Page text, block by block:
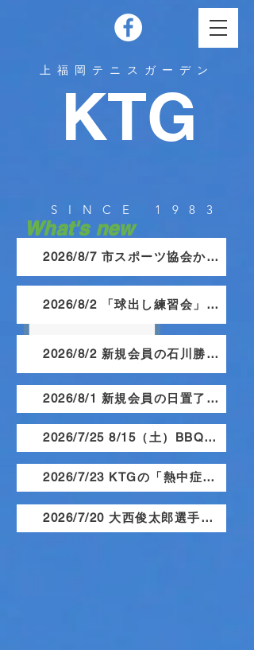
KTG
上福岡テニスガーデン
SINCE 1983
What's new
2026/7/20 大西俊太郎選手が2連覇達成！
2026/7/23 KTGの「熱中症対策」
2026/7/25 8/15（土）BBQパーティーやります！
2026/8/1 新規会員の日置了司さんを紹介します。
2026/8/2 新規会員の石川勝基さんを紹介します。
2026/8/2 「球出し練習会」8月はお休みします。
2026/8/7 市スポーツ協会から記念品いただきました。